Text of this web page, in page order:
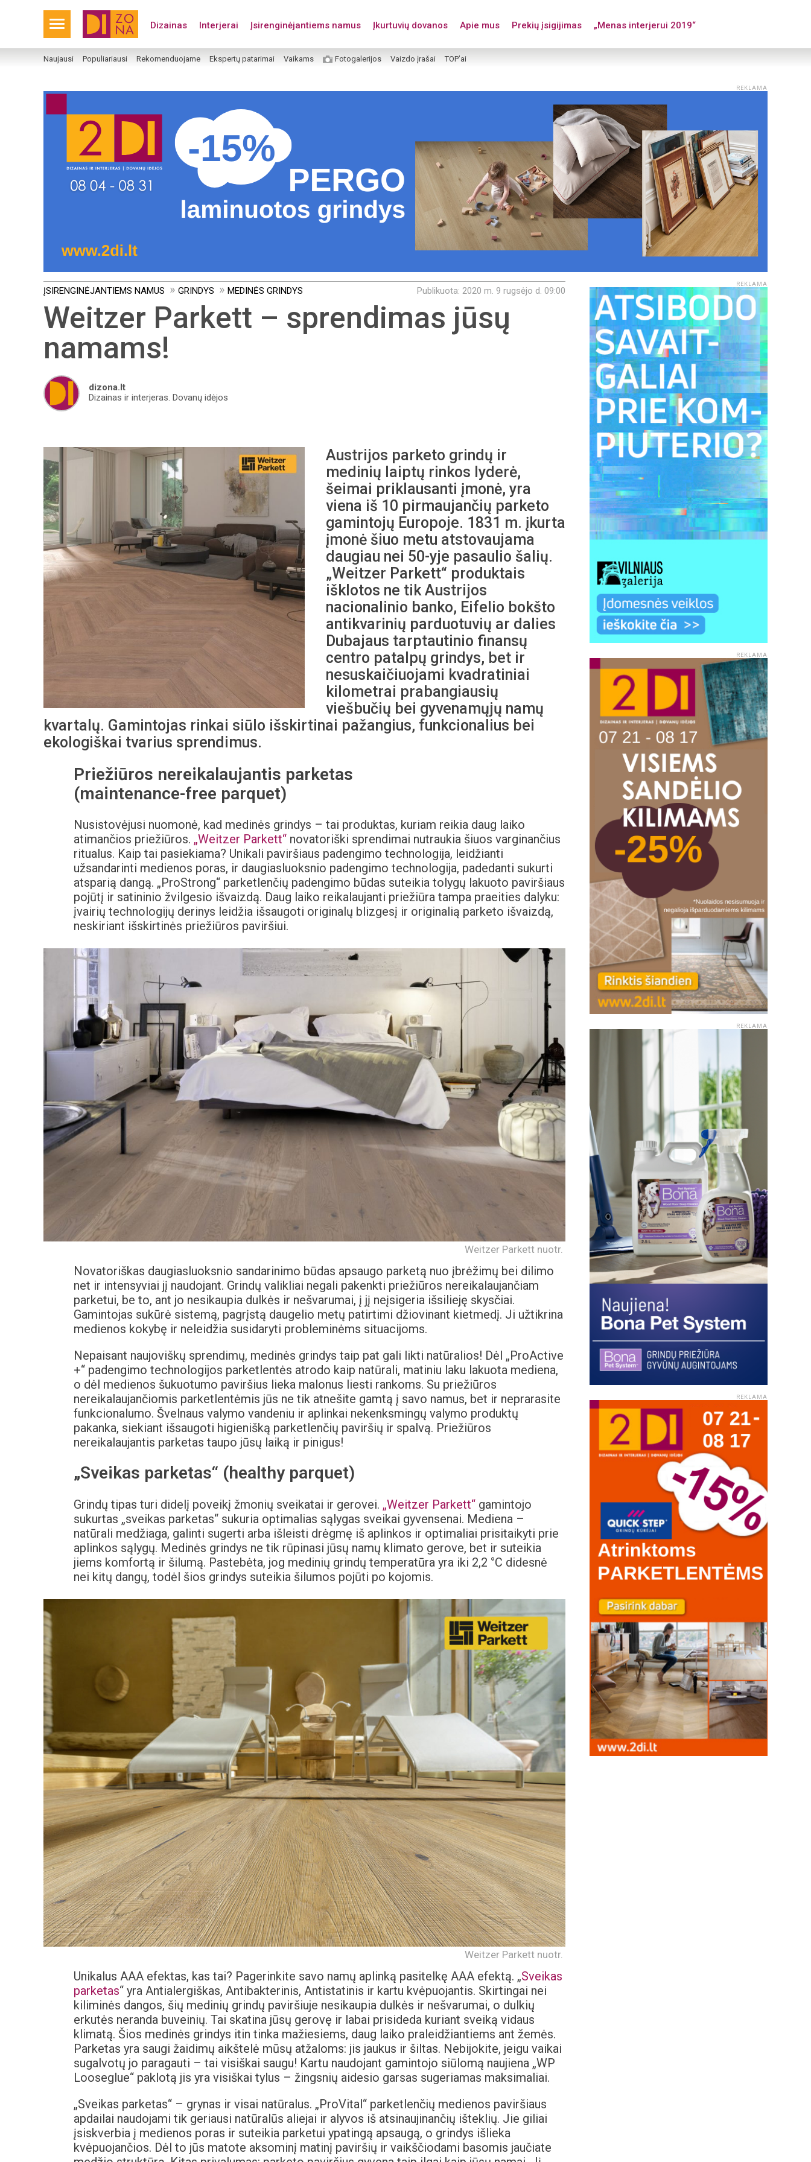
Dizainas Interjerai Įsirenginėjantiems namus Įkurtuvių dovanos Apie mus Prekių įsigijimas „Menas interjerui 2019“
Naujausi Populiariausi Rekomenduojame Ekspertų patarimai Vaikams Fotogalerijos Vaizdo įrašai TOP’ai
REKLAMA
ĮSIRENGINĖJANTIEMS NAMUS GRINDYS MEDINĖS GRINDYS Publikuota: 2020 m. 9 rugsėjo d. 09:00
Weitzer Parkett – sprendimas jūsų
namams!
dizona.lt
Dizainas ir interjeras. Dovanų idėjos
Austrijos parketo grindų ir
medinių laiptų rinkos lyderė,
šeimai priklausanti įmonė, yra
viena iš 10 pirmaujančių parketo
gamintojų Europoje. 1831 m. įkurta
įmonė šiuo metu atstovaujama
daugiau nei 50-yje pasaulio šalių.
„Weitzer Parkett“ produktais
išklotos ne tik Austrijos
nacionalinio banko, Eifelio bokšto
antikvarinių parduotuvių ar dalies
Dubajaus tarptautinio finansų
centro patalpų grindys, bet ir
nesuskaičiuojami kvadratiniai
kilometrai prabangiausių
viešbučių bei gyvenamųjų namų
kvartalų. Gamintojas rinkai siūlo išskirtinai pažangius, funkcionalius bei
ekologiškai tvarius sprendimus.
Priežiūros nereikalaujantis parketas
(maintenance-free parquet)
Nusistovėjusi nuomonė, kad medinės grindys – tai produktas, kuriam reikia daug laiko
atimančios priežiūros. „Weitzer Parkett“ novatoriški sprendimai nutraukia šiuos varginančius
ritualus. Kaip tai pasiekiama? Unikali paviršiaus padengimo technologija, leidžianti
užsandarinti medienos poras, ir daugiasluoksnio padengimo technologija, padedanti sukurti
atsparią dangą. „ProStrong“ parketlenčių padengimo būdas suteikia tolygų lakuoto paviršiaus
pojūtį ir satininio žvilgesio išvaizdą. Daug laiko reikalaujanti priežiūra tampa praeities dalyku:
įvairių technologijų derinys leidžia išsaugoti originalų blizgesį ir originalią parketo išvaizdą,
neskiriant išskirtinės priežiūros paviršiui.
Weitzer Parkett nuotr.
Novatoriškas daugiasluoksnio sandarinimo būdas apsaugo parketą nuo įbrėžimų bei dilimo
net ir intensyviai jį naudojant. Grindų valikliai negali pakenkti priežiūros nereikalaujančiam
parketui, be to, ant jo nesikaupia dulkės ir nešvarumai, į jį neįsigeria išsilieję skysčiai.
Gamintojas sukūrė sistemą, pagrįstą daugelio metų patirtimi džiovinant kietmedį. Ji užtikrina
medienos kokybę ir neleidžia susidaryti probleminėms situacijoms.
Nepaisant naujoviškų sprendimų, medinės grindys taip pat gali likti natūralios! Dėl „ProActive
+“ padengimo technologijos parketlentės atrodo kaip natūrali, matiniu laku lakuota mediena,
o dėl medienos šukuotumo paviršius lieka malonus liesti rankoms. Su priežiūros
nereikalaujančiomis parketlentėmis jūs ne tik atnešite gamtą į savo namus, bet ir neprarasite
funkcionalumo. Švelnaus valymo vandeniu ir aplinkai nekenksmingų valymo produktų
pakanka, siekiant išsaugoti higienišką parketlenčių paviršių ir spalvą. Priežiūros
nereikalaujantis parketas taupo jūsų laiką ir pinigus!
„Sveikas parketas“ (healthy parquet)
Grindų tipas turi didelį poveikį žmonių sveikatai ir gerovei. „Weitzer Parkett“ gamintojo
sukurtas „sveikas parketas“ sukuria optimalias sąlygas sveikai gyvensenai. Mediena –
natūrali medžiaga, galinti sugerti arba išleisti drėgmę iš aplinkos ir optimaliai prisitaikyti prie
aplinkos sąlygų. Medinės grindys ne tik rūpinasi jūsų namų klimato gerove, bet ir suteikia
jiems komfortą ir šilumą. Pastebėta, jog medinių grindų temperatūra yra iki 2,2 °C didesnė
nei kitų dangų, todėl šios grindys suteikia šilumos pojūti po kojomis.
Weitzer Parkett nuotr.
Unikalus AAA efektas, kas tai? Pagerinkite savo namų aplinką pasitelkę AAA efektą. „Sveikas
parketas“ yra Antialergiškas, Antibakterinis, Antistatinis ir kartu kvėpuojantis. Skirtingai nei
kiliminės dangos, šių medinių grindų paviršiuje nesikaupia dulkės ir nešvarumai, o dulkių
erkutės neranda buveinių. Tai skatina jūsų gerovę ir labai prisideda kuriant sveiką vidaus
klimatą. Šios medinės grindys itin tinka mažiesiems, daug laiko praleidžiantiems ant žemės.
Parketas yra saugi žaidimų aikštelė mūsų atžaloms: jis jaukus ir šiltas. Nebijokite, jeigu vaikai
sugalvotų jo paragauti – tai visiškai saugu! Kartu naudojant gamintojo siūlomą naujiena „WP
Looseglue“ paklotą jis yra visiškai tylus – žingsnių aidesio garsas sugeriamas maksimaliai.
„Sveikas parketas“ – grynas ir visai natūralus. „ProVital“ parketlenčių medienos paviršiaus
apdailai naudojami tik geriausi natūralūs aliejai ir alyvos iš atsinaujinančių išteklių. Jie giliai
įsiskverbia į medienos poras ir suteikia parketui ypatingą apsaugą, o grindys išlieka
kvėpuojančios. Dėl to jūs matote aksominį matinį paviršių ir vaikščiodami basomis jaučiate
REKLAMA
REKLAMA
REKLAMA
REKLAMA